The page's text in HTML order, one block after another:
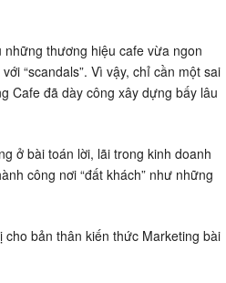
thương hiệu cafe vừa ngon
“scandals”. Vì vậy, chỉ cần một sai
Cafe đã dày công xây dựng bấy lâu
ở bài toán lời, lãi trong kinh doanh
công nơi “đất khách” như những
bản thân kiến thức Marketing bài